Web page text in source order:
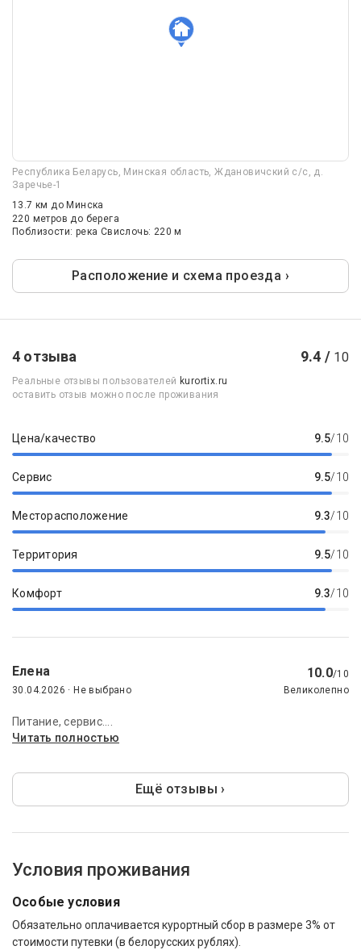
Республика Беларусь, Минская область, Ждановичский с/с, д.
Заречье-1
13.7 кмдо Минска
220 метров до берега
Поблизости: река Свислочь: 220 м
Расположение и схема проезда ›
4 отзыва 9.4 / 10
Реальные отзывы пользователей kurortix.ru
оставить отзыв можно после проживания
Цена/качество 9.5/10
Сервис 9.5/10
Месторасположение 9.3/10
Территория 9.5/10
Комфорт 9.3/10
Елена 10.0/10
30.04.2026 · Не выбрано
Великолепно
Питание, сервис....
Читать полностью
Ещё отзывы ›
Условия проживания
Особые условия
Обязательно оплачивается курортный сбор в размере 3% от
стоимости путевки (в белорусских рублях).